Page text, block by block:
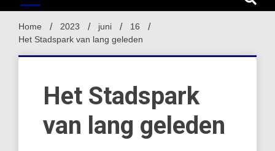
Home 2023 juni
16
Het Stadspark van lang geleden
Het Stadspark
van lang geleden